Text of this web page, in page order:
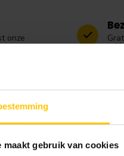
maakt gebruik van cookies
onze
zelf
of over levertijden?
graag vakkundig advies. De
t/m vrijdag: 9:30 tot